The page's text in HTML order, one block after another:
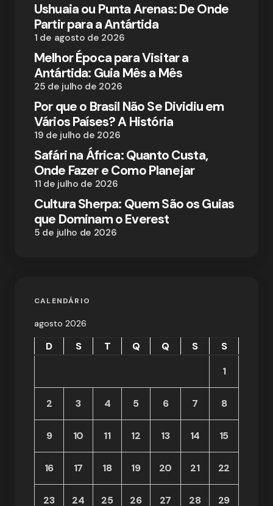
Ushuaia ou Punta Arenas: De Onde
Partir para a Antártida
1 de agosto de 2026
Melhor Época para Visitar a
Antártida: Guia Mês a Mês
25 de julho de 2026
Por que o Brasil Não Se Dividiu em
Vários Países? A História
19 de julho de 2026
Safári na África: Quanto Custa,
Onde Fazer e Como Planejar
11 de julho de 2026
Cultura Sherpa: Quem São os Guias
que Dominam o Everest
5 de julho de 2026
CALENDÁRIO
agosto 2026
D S T Q Q S
S
1
2 3 4 5 6 7 8
9 10 11 12 13 14 15
16 17 18 19 20 21 22
23 24 25 26 27 28 29